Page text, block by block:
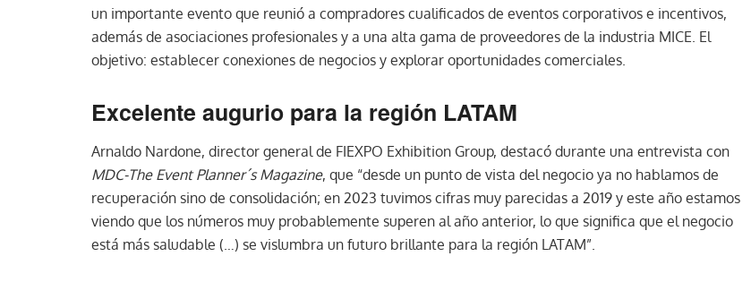
un importante evento que reunió a compradores cualificados de eventos corporativos e incentivos,
además de asociaciones profesionales y a una alta gama de proveedores de la industria MICE. El
objetivo: establecer conexiones de negocios y explorar oportunidades comerciales.
Excelente augurio para la región LATAM
Arnaldo Nardone, director general de FIEXPO Exhibition Group, destacó durante una entrevista con
MDC-The Event Planner´s Magazine, que “desde un punto de vista del negocio ya no hablamos de
recuperación sino de consolidación; en 2023 tuvimos cifras muy parecidas a 2019 y este año estamos
viendo que los números muy probablemente superen al año anterior, lo que significa que el negocio
está más saludable (…) se vislumbra un futuro brillante para la región LATAM”.